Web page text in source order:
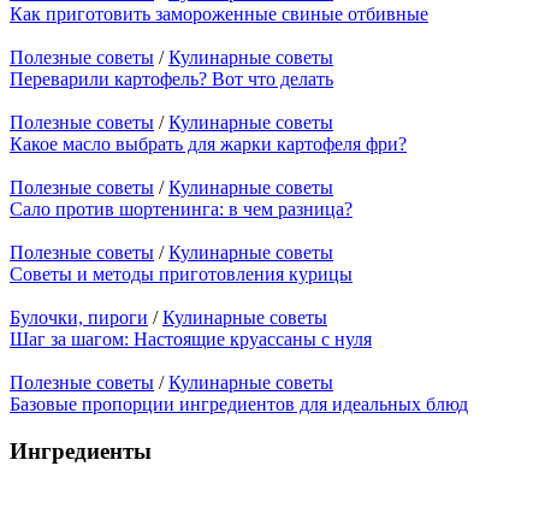
Как приготовить замороженные свиные отбивные
Полезные советы /Кулинарные советы
Переварили картофель? Вот что делать
Полезные советы /Кулинарные советы
Какое масло выбрать для жарки картофеля фри?
Полезные советы /Кулинарные советы
Сало против шортенинга: в чем разница?
Полезные советы /Кулинарные советы
Советы и методы приготовления курицы
Булочки, пироги /Кулинарные советы
Шаг за шагом: Настоящие круассаны с нуля
Полезные советы /Кулинарные советы
Базовые пропорции ингредиентов для идеальных блюд
Ингредиенты